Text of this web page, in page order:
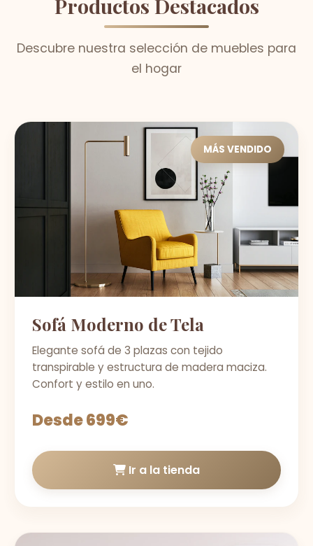
Productos Destacados
Descubre nuestra selección de muebles para
el hogar
MÁS VENDIDO
Sofá Moderno de Tela
Elegante sofá de 3 plazas con tejido
transpirable y estructura de madera maciza.
Confort y estilo en uno.
Desde 699€
Ir a la tienda